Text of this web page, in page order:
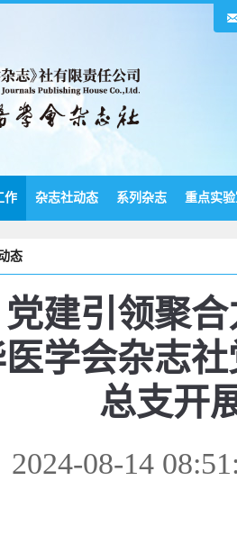
作 杂志社动态 系列杂志 重点实
态
党建引领聚
学会杂志社
总支开
08-14